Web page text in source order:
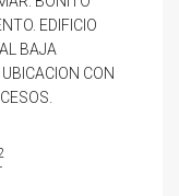
EDIFICIO
BAJA
CON